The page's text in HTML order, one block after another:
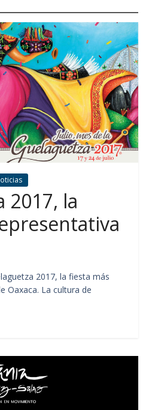
2017, la
2017, la fiesta más
Oaxaca. La cultura de